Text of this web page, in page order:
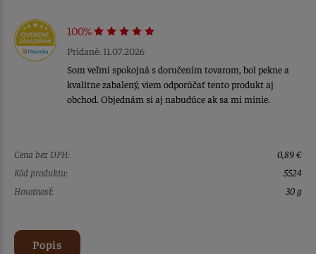
100%
Pridané: 11.07.2026
Som veľmi spokojná s doručením tovarom, bol pekne a
kvalitne zabalený, viem odporúčať tento produkt aj
obchod. Objednám si aj nabudúce ak sa mi minie.
Cena bez DPH:
0,89 €
Kód produktu:
5524
Hmotnosť:
30 g
Popis